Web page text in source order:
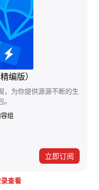
编版）
，为你提供源源不断的生
组
立即订阅
查看